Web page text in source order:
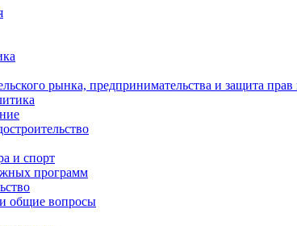
рынка, предпринимательства и защита прав
и спорт
программ
общие вопросы